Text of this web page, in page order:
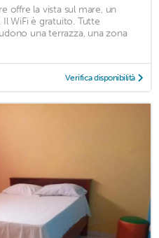
offre la vista sul mare, un
WiFi è gratuito. Tutte
una terrazza, una zona
Verifica disponibilità